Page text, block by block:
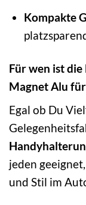
Kompakte
Für wen ist
Magnet Alu
Egal ob Du
jeden
und Stil im